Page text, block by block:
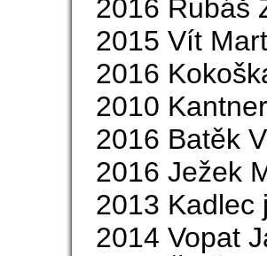
2016 Rubáš
2015 Vít
2016
2010
2016 Batěk
2016 Ježek
2013 Kadlec
2014 Vopat